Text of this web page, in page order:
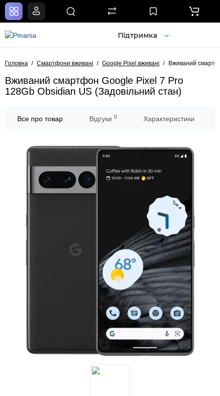
Підтримка
Головна Смартфони вживані Google Pixel вживані Вживаний
Вживаний смартфон Google Pixel 7 Pro
128Gb Obsidian US (Задовільний стан)
Все про товар Відгуки 0 Характеристики